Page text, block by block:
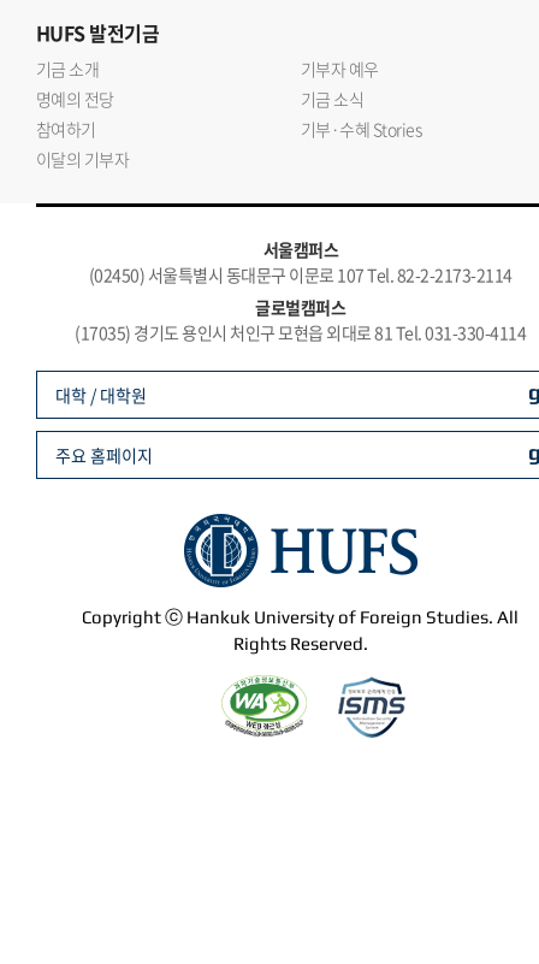
HUFS발전기금
기금 소개
기부자 예우
명예의 전당
기금 소식
참여하기
기부·수혜 Stories
이달의 기부자
서울캠퍼스
(02450) 서울특별시 동대문구 이문로 107 Tel. 82-2-2173-2114
글로벌캠퍼스
(17035) 경기도 용인시 처인구 모현읍 외대로 81 Tel. 031-330-4114
Copyright ⓒ Hankuk University of Foreign Studies. All
Rights Reserved.
대학 / 대학원
주요 홈페이지